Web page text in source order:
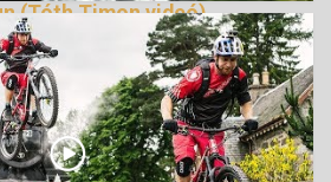
(Tóth Timon videó)